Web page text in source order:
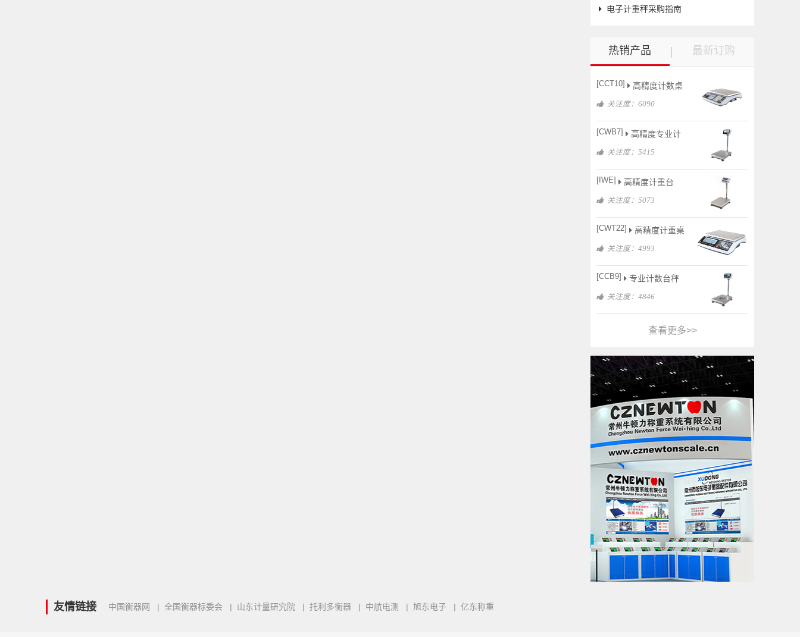
电子计重秤采购指南
热销产品 最新订购
[CCT10] 高精度计数桌
关注度：6090
[CWB7] 高精度专业计
关注度：5415
[IWE] 高精度计重台
关注度：5073
[CWT22] 高精度计重桌
关注度：4993
[CCB9] 专业计数台秤
关注度：4846
查看更多>>
友情链接 中国衡器网 | 全国衡器标委会 | 山东计量研究院 | 托利多衡器 | 中航电测 | 旭东电子 | 亿东称重